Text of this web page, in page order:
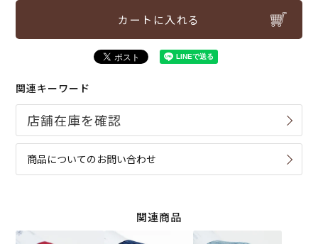
カートに入れる
関連キーワード
商品についてのお問い合わせ
関連商品